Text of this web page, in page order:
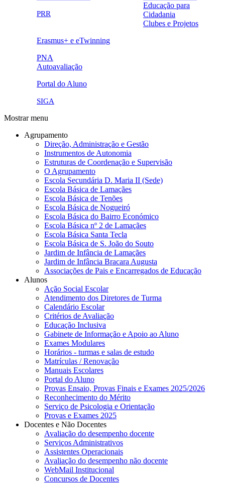
oferta_edu.png cte2.png
selo_importancia_estrategica.png
PRR
logo_epc_2.png
Educação para
Cidadania
Clubes e Projetos
ue.png.png
Erasmus+ e eTwinning
pna.png
PNA
eye-42848_640.png
Autoavaliação
link4.png
Portal do Aluno
SIGA
Mostrar menu
Agrupamento
Direção, Administração e Gestão
Instrumentos de Autonomia
Estruturas de Coordenação e Supervisão
O Agrupamento
Escola Secundária D. Maria II (Sede)
Escola Básica de Lamaçães
Escola Básica de Tenões
Escola Básica de Nogueiró
Escola Básica do Bairro Económico
Escola Básica nº 2 de Lamaçães
Escola Básica Santa Tecla
Escola Básica de S. João do Souto
Jardim de Infância de Lamaçães
Jardim de Infância Bracara Augusta
Associações de Pais e Encarregados de Educação
Alunos
Ação Social Escolar
Atendimento dos Diretores de Turma
Calendário Escolar
Critérios de Avaliação
Educação Inclusiva
Gabinete de Informação e Apoio ao Aluno
Exames Modulares
Horários - turmas e salas de estudo
Matrículas / Renovação
Manuais Escolares
Portal do Aluno
Provas Ensaio, Provas Finais e Exames 2025/2026
Reconhecimento do Mérito
Serviço de Psicologia e Orientação
Provas e Exames 2025
Docentes e Não Docentes
Avaliação do desempenho docente
Serviços Administrativos
Assistentes Operacionais
Avaliação do desempenho não docente
WebMail Institucional
Concursos de Docentes